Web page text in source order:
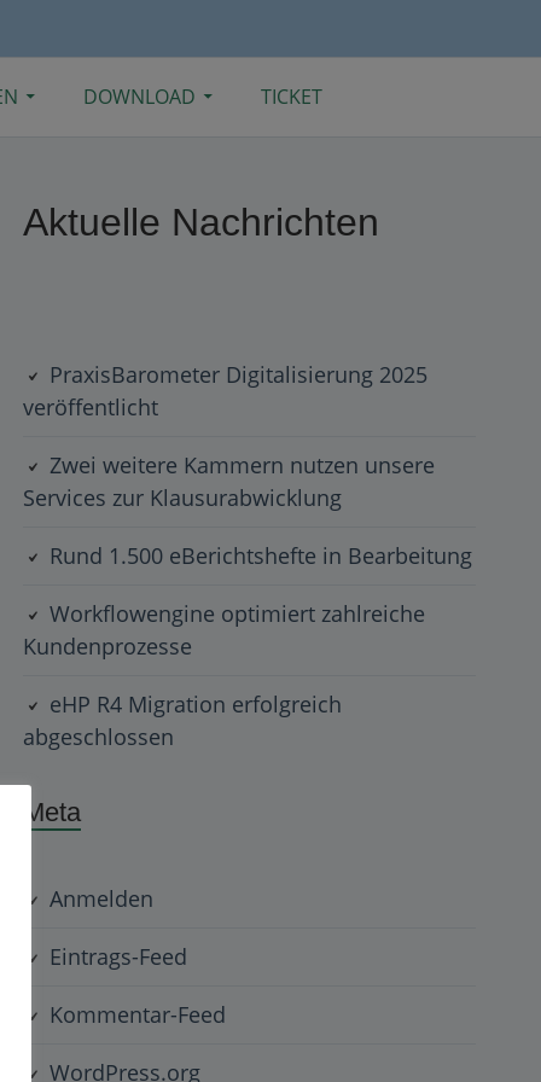
DOWNLOAD TICKET
Primary
Aktuelle Nachrichten
PraxisBarometer Digitalisierung 2025
veröffentlicht
Zwei weitere Kammern nutzen unsere
Services zur Klausurabwicklung
Rund 1.500 eBerichtshefte in Bearbeitung
Workflowengine optimiert zahlreiche
Kundenprozesse
eHP R4 Migration erfolgreich
abgeschlossen
Meta
Anmelden
Eintrags-Feed
Kommentar-Feed
WordPress.org